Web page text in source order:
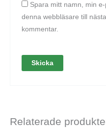
Spara mitt namn, min
denna webbläsare till
kommentar.
Relaterade